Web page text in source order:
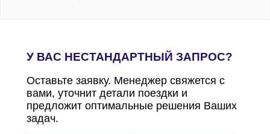
У ВАС НЕСТАНДАРТНЫЙ ЗАПРОС?
Оставьте заявку. Менеджер свяжется с
вами, уточнит детали поездки и
предложит оптимальные решения Ваших
задач.